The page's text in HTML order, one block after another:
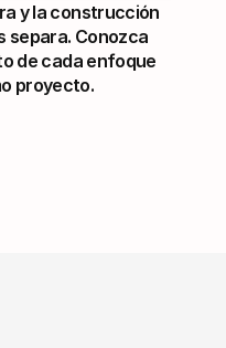
y la construcción
separa. Conozca
de cada enfoque
proyecto.